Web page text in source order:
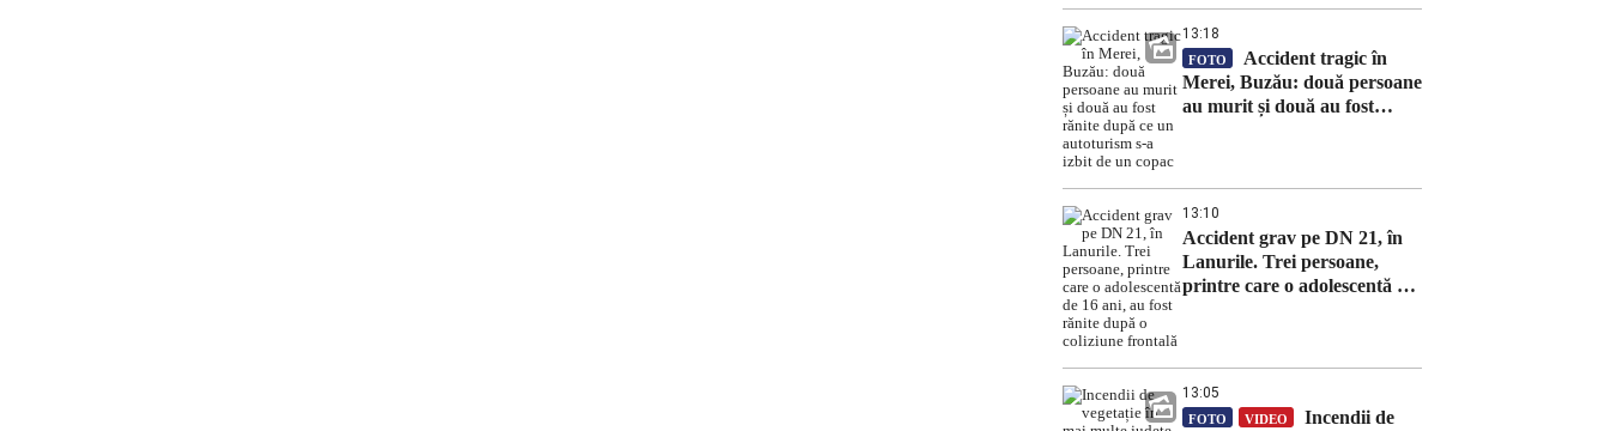
13:18
FOTO
Accident tragic în
Merei, Buzău: două persoane
au murit și două au fost
13:10
Accident grav pe DN 21, în
Lanurile. Trei persoane,
printre care o adolescentă de
13:05
FOTO VIDEO Incendii de